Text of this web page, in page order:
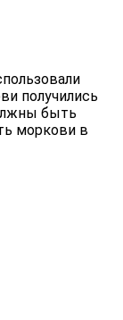
получились
быть
моркови в